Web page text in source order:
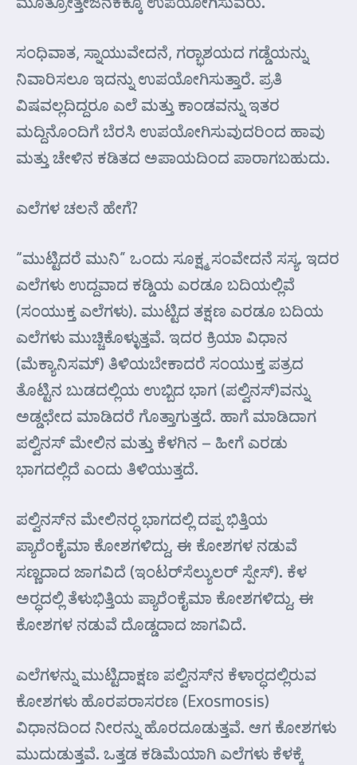
ಸಂಧಿವಾತ, ಸ್ನಾಯುವೇದನೆ, ಗರ್‍ಭಾಶಯದ ಗಡ್ಡೆಯನ್ನು
ನಿವಾರಿಸಲೂ ಇದನ್ನು ಉಪಯೋಗಿಸುತ್ತಾರೆ. ಪ್ರತಿ
ವಿಷವಲ್ಲದಿದ್ದರೂ ಎಲೆ ಮತ್ತು ಕಾಂಡವನ್ನು ಇತರ
ಮದ್ದಿನೊಂದಿಗೆ ಬೆರಸಿ ಉಪಯೋಗಿಸುವುದರಿಂದ ಹಾವು
ಮತ್ತು ಚೇಳಿನ ಕಡಿತದ ಅಪಾಯದಿಂದ ಪಾರಾಗಬಹುದು.
ಎಲೆಗಳ ಚಲನೆ ಹೇಗೆ?
“ಮುಟ್ಟಿದರೆ ಮುನಿ” ಒಂದು ಸೂಕ್ಷ್ಮ ಸಂವೇದನೆ ಸಸ್ಯ. ಇದರ
ಎಲೆಗಳು ಉದ್ದವಾದ ಕಡ್ಡಿಯ ಎರಡೂ ಬದಿಯಲ್ಲಿವೆ
(ಸಂಯುಕ್ತ ಎಲೆಗಳು). ಮುಟ್ಟಿದ ತಕ್ಷಣ ಎರಡೂ ಬದಿಯ
ಎಲೆಗಳು ಮುಚ್ಚಿಕೊಳ್ಳುತ್ತವೆ. ಇದರ ಕ್ರಿಯಾ ವಿಧಾನ
(ಮೆಕ್ಯಾನಿಸಮ್) ತಿಳಿಯಬೇಕಾದರೆ ಸಂಯುಕ್ತ ಪತ್ರದ
ತೊಟ್ಟಿನ ಬುಡದಲ್ಲಿಯ ಉಬ್ಬಿದ ಭಾಗ (ಪಲ್ವಿನಸ್)ವನ್ನು
ಅಡ್ಡಛೇದ ಮಾಡಿದರೆ ಗೊತ್ತಾಗುತ್ತದೆ. ಹಾಗೆ ಮಾಡಿದಾಗ
ಪಲ್ವಿನಸ್ ಮೇಲಿನ ಮತ್ತು ಕೆಳಗಿನ – ಹೀಗೆ ಎರಡು
ಭಾಗದಲ್ಲಿದೆ ಎಂದು ತಿಳಿಯುತ್ತದೆ.
ಪಲ್ವಿನಸ್‌ನ ಮೇಲಿನರ್‍ಧ ಭಾಗದಲ್ಲಿ ದಪ್ಪ ಭಿತ್ತಿಯ
ಪ್ಯಾರೆಂಕೈಮಾ ಕೋಶಗಳಿದ್ದು, ಈ ಕೋಶಗಳ ನಡುವೆ
ಸಣ್ಣದಾದ ಜಾಗವಿದೆ (ಇಂಟರ್‌ಸೆಲ್ಯುಲರ್‍ ಸ್ಪೇಸ್). ಕೆಳ
ಅರ್‍ಧದಲ್ಲಿ ತೆಳುಭಿತ್ತಿಯ ಪ್ಯಾರೆಂಕೈಮಾ ಕೋಶಗಳಿದ್ದು, ಈ
ಕೋಶಗಳ ನಡುವೆ ದೊಡ್ಡದಾದ ಜಾಗವಿದೆ.
ಎಲೆಗಳನ್ನು ಮುಟ್ಟಿದಾಕ್ಷಣ ಪಲ್ವಿನಸ್‌ನ ಕೆಳಾರ್‍ಧದಲ್ಲಿರುವ
ಕೋಶಗಳು ಹೊರಪರಾಸರಣ (Exosmosis)
ವಿಧಾನದಿಂದ ನೀರನ್ನು ಹೊರದೂಡುತ್ತವೆ. ಆಗ ಕೋಶಗಳು
ಮುದುಡುತ್ತವೆ. ಒತ್ತಡ ಕಡಿಮೆಯಾಗಿ ಎಲೆಗಳು ಕೆಳಕ್ಕೆ